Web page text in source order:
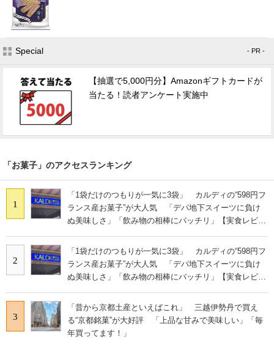
Special - PR -
【抽選で5,000円分】Amazonギフトカードが
当たる！読者アンケート実施中
「お菓子」のアクセスランキング
1
「1袋だけのつもりが一気に3袋」 カルディの“598円フ
ランス産お菓子”が大人気 「デパ地下スイーツに負け
ぬ美味しさ」「飲み物の相棒にバッチリ」【実食レビュ
2
「1袋だけのつもりが一気に3袋」 カルディの“598円フ
ランス産お菓子”が大人気 「デパ地下スイーツに負け
ぬ美味しさ」「飲み物の相棒にバッチリ」【実食レビュ
3
「昔から京都土産といえばこれ」 三越伊勢丹で買え
る“京都銘菓”が大好評 「上品な甘みで美味しい」「毎
年買ってます！」